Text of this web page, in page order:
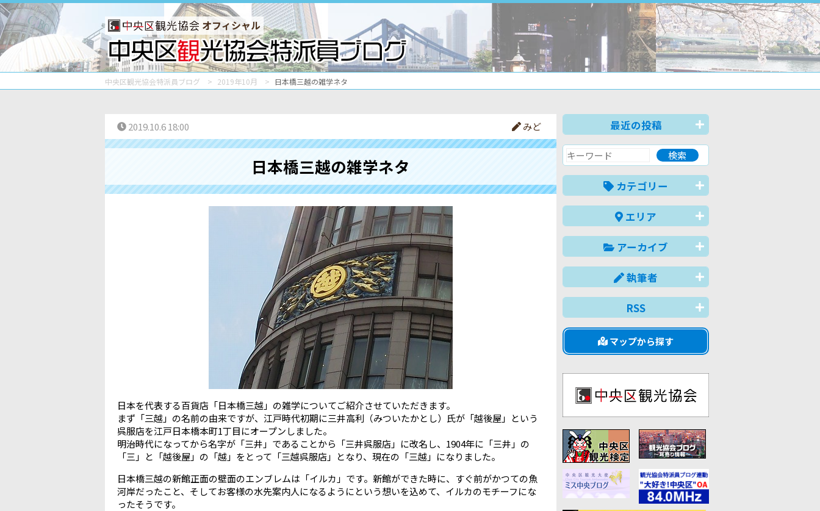
オフィシャル
中央区観光協会特派員ブログ 2019年10月 日本橋三越の雑学ネタ
2019.10.6 18:00 みど
日本橋三越の雑学ネタ
日本を代表する百貨店「日本橋三越」の雑学についてご紹介させていただきます。
まず「三越」の名前の由来ですが、江戸時代初期に三井高利（みついたかとし）氏が「越後屋」という
呉服店を江戸日本橋本町1丁目にオープンしました。
明治時代になってから名字が「三井」であることから「三井呉服店」に改名し、1904年に「三井」の
「三」と「越後屋」の「越」をとって「三越呉服店」となり、現在の「三越」になりました。
日本橋三越の新館正面の壁面のエンブレムは「イルカ」です。新館ができた時に、すぐ前がかつての魚
河岸だったこと、そしてお客様の水先案内人になるようにという想いを込めて、イルカのモチーフにな
ったそうです。
最近の投稿
カテゴリー
エリア
アーカイブ
執筆者
RSS
マップから探す